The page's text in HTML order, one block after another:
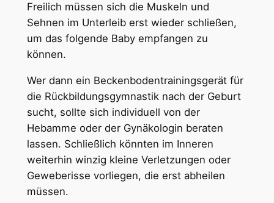
Freilich müssen sich die Muskeln und
Sehnen im Unterleib erst wieder schließen,
um das folgende Baby empfangen zu
können.
Wer dann ein Beckenbodentrainingsgerät für
die Rückbildungsgymnastik nach der Geburt
sucht, sollte sich individuell von der
Hebamme oder der Gynäkologin beraten
lassen. Schließlich könnten im Inneren
weiterhin winzig kleine Verletzungen oder
Geweberisse vorliegen, die erst abheilen
müssen.